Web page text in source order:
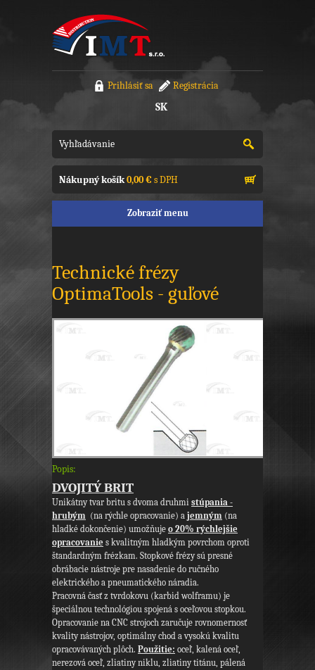
Prihlásiť sa Registrácia
SK
Nákupný košík0,00 €s DPH
Zobraziť menu
Technické frézy
OptimaTools - guľové
Popis:
DVOJITÝ BRIT
Unikátny tvar britu s dvoma druhmi stúpania -
hrubým (na rýchle opracovanie) a jemným (na
hladké dokončenie) umožňuje o 20% rýchlejšie
opracovanie s kvalitným hladkým povrchom oproti
štandardným frézkam. Stopkové frézy sú presné
obrábacie nástroje pre nasadenie do ručného
elektrického a pneumatického náradia.
Pracovná časť z tvrdokovu (karbid wolframu) je
špeciálnou technológiou spojená s oceľovou stopkou.
Opracovanie na CNC strojoch zaručuje rovnomernosť
kvality nástrojov, optimálny chod a vysokú kvalitu
opracovávaných plôch. Použitie: oceľ, kalená oceľ,
nerezová oceľ, zliatiny niklu, zliatiny titánu, pálená